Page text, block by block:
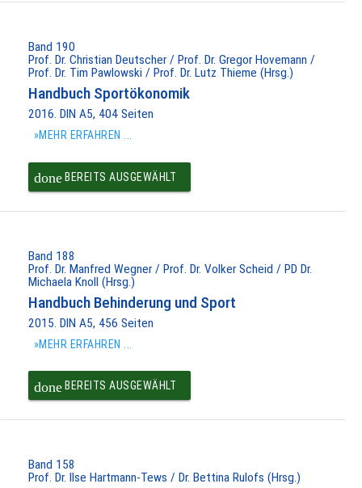
Band 190
Prof. Dr. Christian Deutscher / Prof. Dr. Gregor Hovemann /
Prof. Dr. Tim Pawlowski / Prof. Dr. Lutz Thieme (Hrsg.)
Handbuch Sportökonomik
2016. DIN A5, 404 Seiten
»MEHR ERFAHREN ...
doneBEREITS AUSGEWÄHLT
Band 188
Prof. Dr. Manfred Wegner / Prof. Dr. Volker Scheid / PD Dr.
Michaela Knoll (Hrsg.)
Handbuch Behinderung und Sport
2015. DIN A5, 456 Seiten
»MEHR ERFAHREN ...
doneBEREITS AUSGEWÄHLT
Band 158
Prof. Dr. Ilse Hartmann-Tews / Dr. Bettina Rulofs (Hrsg.)